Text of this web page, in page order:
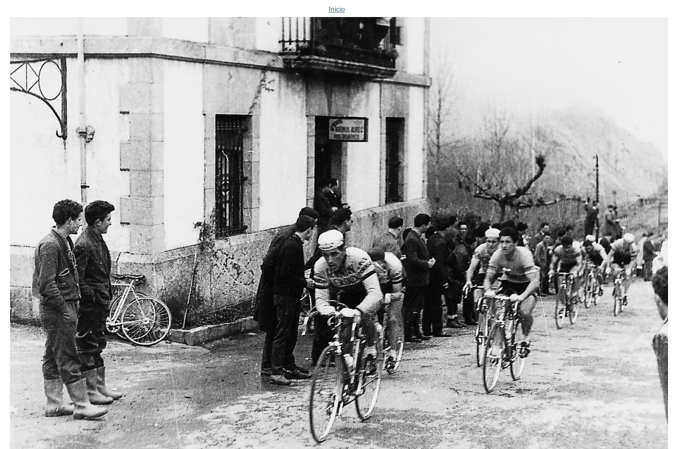
Inicio